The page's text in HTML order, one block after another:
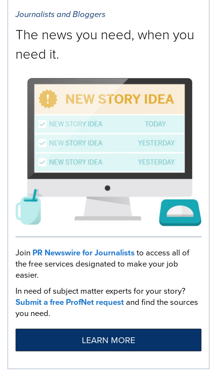
Journalists and Bloggers
The news you need, when you
need it.
Join PR Newswire for Journaliststo access all of
the free services designated to make your job
easier.
In need of subject matter experts for your story?
Submit a free ProfNet requestand find the sources
you need.
LEARN MORE